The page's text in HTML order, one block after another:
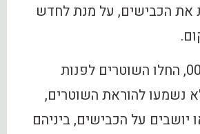
את הכבישים, על מנת לחדש
סמוך לשעה 00:40, החלו השוטרים לפנות
נשמעו להוראת השוטרים,
יושבים על הכבישים, ביניהם